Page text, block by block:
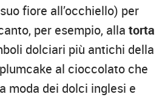
fiore all’occhiello) per
per esempio, alla torta
dolciari più antichi della
al cioccolato che
moda dei dolci inglesi e